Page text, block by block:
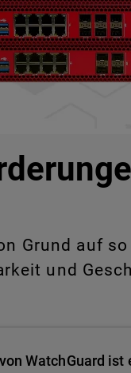
Grund auf
und
WatchGuard